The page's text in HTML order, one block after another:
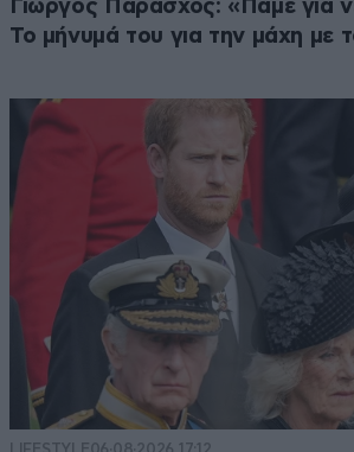
Γιώργος Παράσχος: «Πάμε για
Το μήνυμά του για την μάχη με